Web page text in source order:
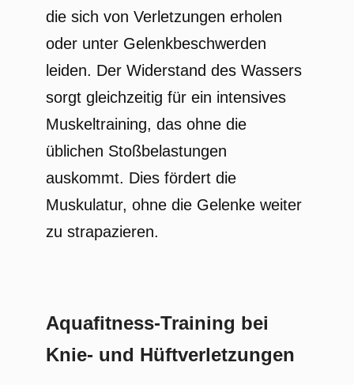
die sich von Verletzungen erholen
oder unter Gelenkbeschwerden
leiden. Der Widerstand des Wassers
sorgt gleichzeitig für ein intensives
Muskeltraining, das ohne die
üblichen Stoßbelastungen
auskommt. Dies fördert die
Muskulatur, ohne die Gelenke weiter
zu strapazieren.
Aquafitness-Training bei
Knie- und Hüftverletzungen